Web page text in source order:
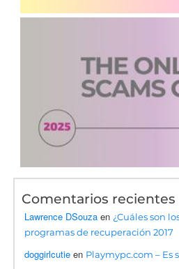
Comentarios recientes
Lawrence DSouza en ¿Cuáles son
programas de recuperación 2017
doggirlcutie en Playmypc.com – Es